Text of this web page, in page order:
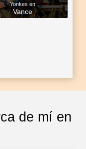
Yonkes en
Vance
de mí en